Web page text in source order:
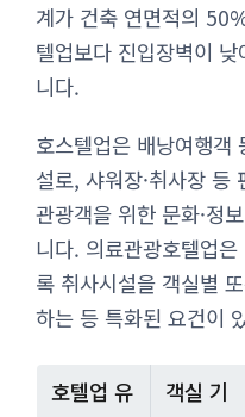
계가 건축 연면적의
텔업보다 진입장벽이
니다.
호스텔업은 배낭여행객
설로, 샤워장·취사장 등
관광객을 위한 문화·정
니다. 의료관광호텔업
록 취사시설을 객실별
하는 등 특화된 요건이
호텔업 유
객실 기